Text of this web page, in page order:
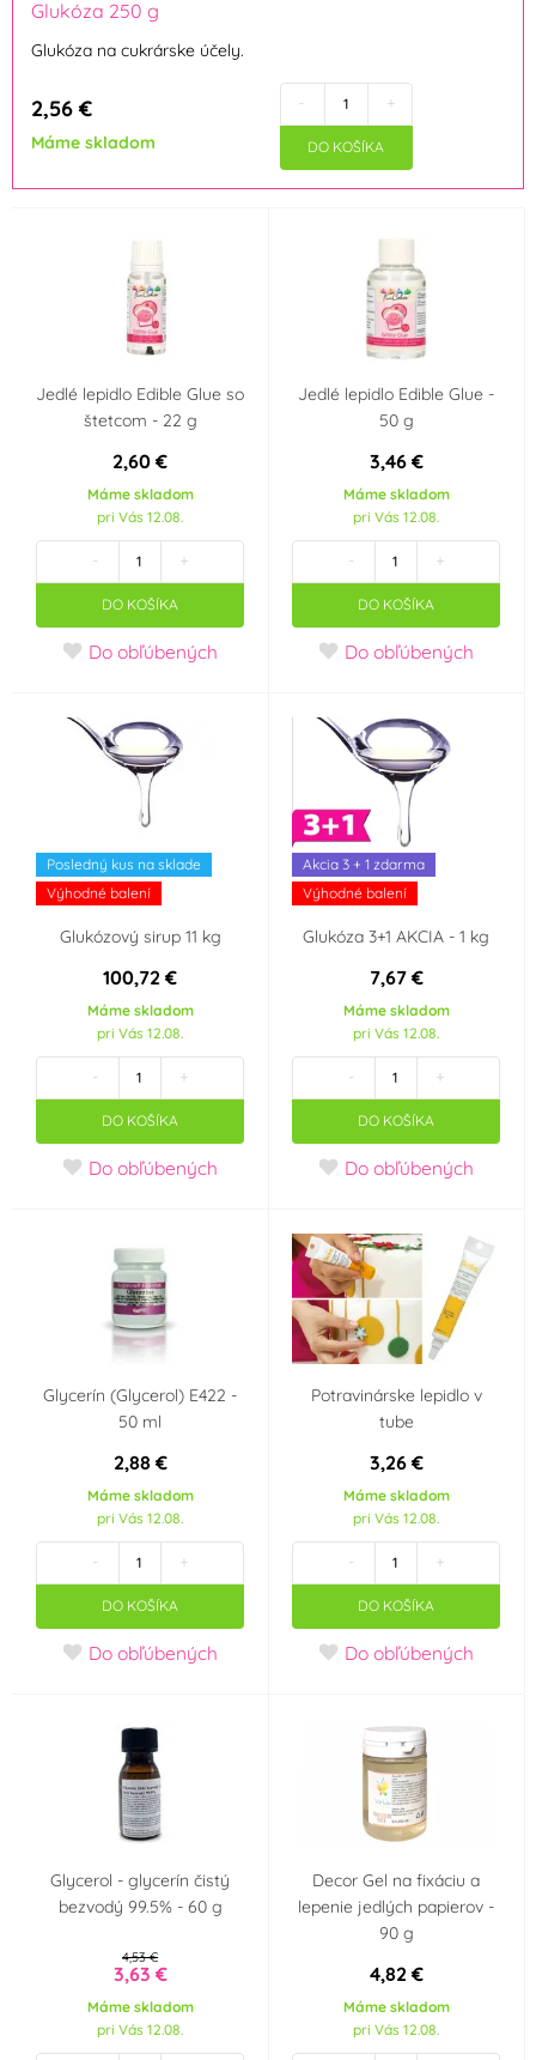
25 ml 50 ml
Glukóza 250 g
Glukóza na cukrárske účely.
2,56 €
Máme skladom
- +
DO KOŠÍKA
Jedlé lepidlo Edible Glue so
štetcom - 22 g
2,60 €
Máme skladom
pri Vás 12.08.
- +
DO KOŠÍKA
Do obľúbených
Jedlé lepidlo Edible Glue -
50 g
3,46 €
Máme skladom
pri Vás 12.08.
- +
DO KOŠÍKA
Do obľúbených
Posledný kus na sklade
Výhodné balení
Glukózový sirup 11 kg
100,72 €
Máme skladom
pri Vás 12.08.
- +
DO KOŠÍKA
Do obľúbených
Akcia 3 + 1 zdarma
Výhodné balení
Glukóza 3+1 AKCIA - 1 kg
7,67 €
Máme skladom
pri Vás 12.08.
- +
DO KOŠÍKA
Do obľúbených
Glycerín (Glycerol) E422 -
50 ml
2,88 €
Máme skladom
pri Vás 12.08.
- +
DO KOŠÍKA
Do obľúbených
Potravinárske lepidlo v
tube
3,26 €
Máme skladom
pri Vás 12.08.
- +
DO KOŠÍKA
Do obľúbených
Glycerol - glycerín čistý
bezvodý 99.5% - 60 g
4,53 €
3,63 €
Máme skladom
pri Vás 12.08.
Decor Gel na fixáciu a
lepenie jedlých papierov -
90 g
4,82 €
Máme skladom
pri Vás 12.08.